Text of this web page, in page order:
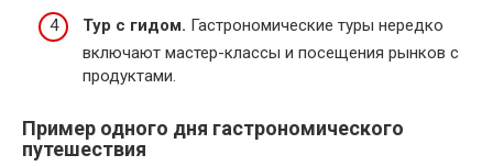
Тур с гидом. Гастрономические туры нередко
включают мастер-классы и посещения рынков с
продуктами.
Пример одного дня гастрономического
путешествия